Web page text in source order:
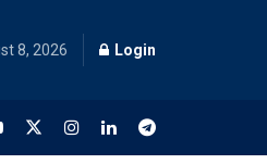
8, 2026 Login